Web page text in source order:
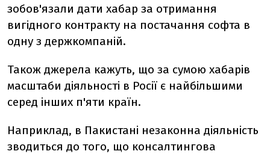
зобов'язали дати хабар за отримання
вигідного контракту на постачання софта в
одну з держкомпаній.
Також джерела кажуть, що за сумою хабарів
масштаби діяльності в Росії є найбільшими
серед інших п'яти країн.
Наприклад, в Пакистані незаконна діяльність
зводиться до того, що консалтингова